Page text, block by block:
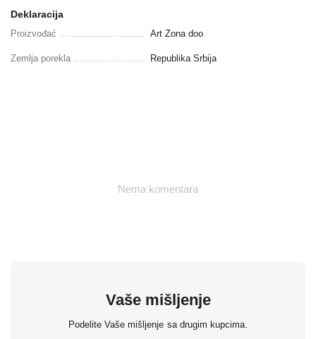
Deklaracija
Proizvođać Art Zona doo
Zemlja porekla Republika Srbija
Nema komentara
Vaše mišljenje
Podelite Vaše mišljenje sa drugim kupcima.